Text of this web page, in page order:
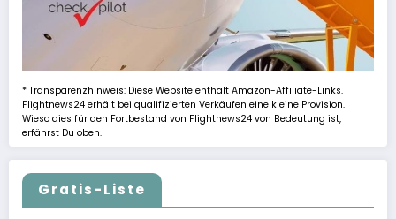
* Transparenzhinweis: Diese Website enthält Amazon-Affiliate-Links.
Flightnews24 erhält bei qualifizierten Verkäufen eine kleine Provision.
Wieso dies für den Fortbestand von Flightnews24 von Bedeutung ist,
erfährst Du oben.
Gratis-Liste